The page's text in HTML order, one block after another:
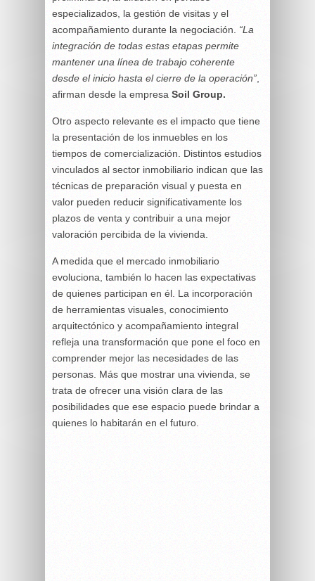
especializados, la gestión de visitas y el
acompañamiento durante la negociación. “La
integración de todas estas etapas permite
mantener una línea de trabajo coherente
desde el inicio hasta el cierre de la operación”,
afirman desde la empresa Soil Group.
Otro aspecto relevante es el impacto que tiene
la presentación de los inmuebles en los
tiempos de comercialización. Distintos estudios
vinculados al sector inmobiliario indican que las
técnicas de preparación visual y puesta en
valor pueden reducir significativamente los
plazos de venta y contribuir a una mejor
valoración percibida de la vivienda.
A medida que el mercado inmobiliario
evoluciona, también lo hacen las expectativas
de quienes participan en él. La incorporación
de herramientas visuales, conocimiento
arquitectónico y acompañamiento integral
refleja una transformación que pone el foco en
comprender mejor las necesidades de las
personas. Más que mostrar una vivienda, se
trata de ofrecer una visión clara de las
posibilidades que ese espacio puede brindar a
quienes lo habitarán en el futuro.